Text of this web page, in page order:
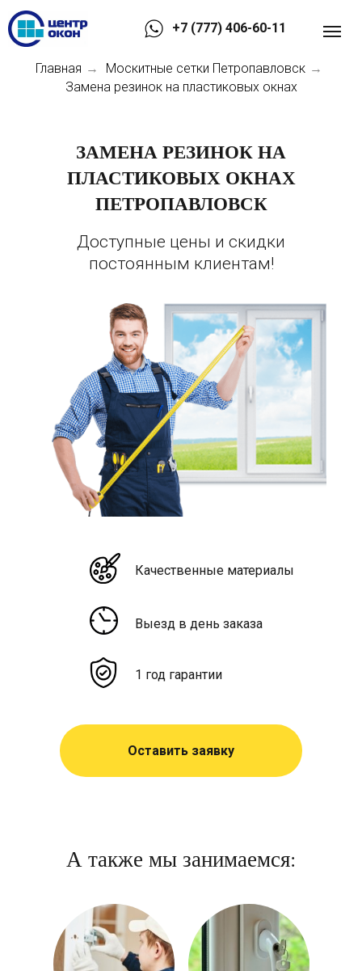
+7 (777) 406-60-11
Главная → Москитные сетки Петропавловск →
Замена резинок на пластиковых окнах
ЗАМЕНА РЕЗИНОК НА
ПЛАСТИКОВЫХ ОКНАХ
ПЕТРОПАВЛОВСК
Выезд в день заказа
Качественные материалы
1 год гарантии
Оставить заявку
Доступные цены и скидки
постоянным клиентам!
А также мы занимаемся: